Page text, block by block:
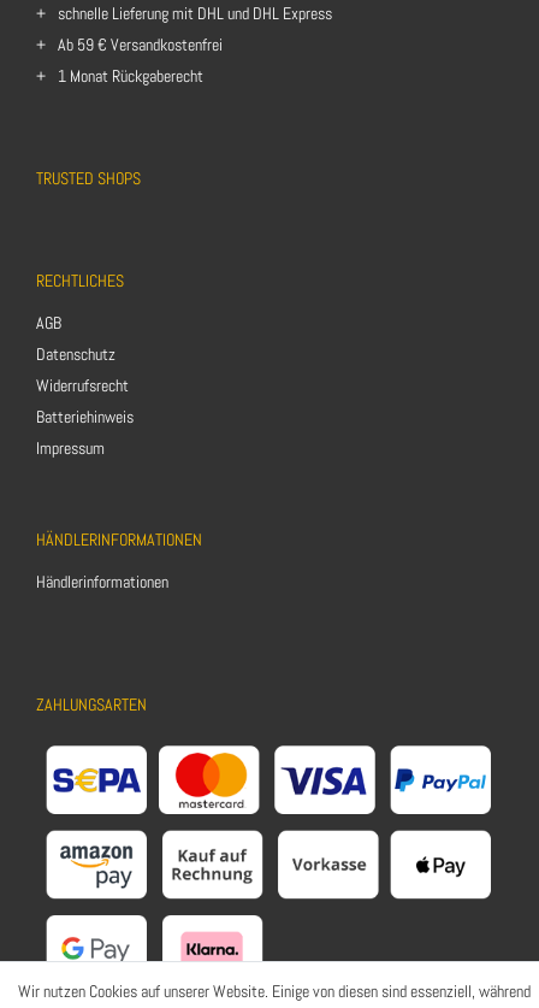
schnelle Lieferung mit DHL und DHL Express
Ab 59 € Versandkostenfrei
1 Monat Rückgaberecht
TRUSTED SHOPS
RECHTLICHES
AGB
Datenschutz
Widerrufsrecht
Batteriehinweis
Impressum
HÄNDLERINFORMATIONEN
Händlerinformationen
ZAHLUNGSARTEN
Wir nutzen Cookies auf unserer Website. Einige von diesen sind essenziell, während